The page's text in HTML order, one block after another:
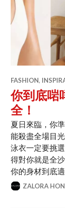
FASHION,
你到底啱
全！
夏日來臨，你
能殺盡全場目
泳衣一定要挑
得對你就是全
你的身材到底
ZALORA